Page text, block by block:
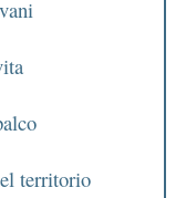
territorio